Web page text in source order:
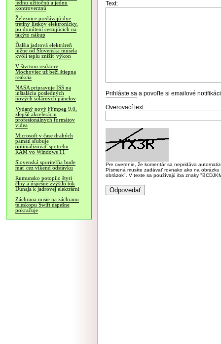
jednu užitočnú a jednu
kontroverznú
Železnice predávajú dve
tretiny lístkov elektronicky,
po donútení cestujúcich na
takýto nákup
Ďalšia jadrová elektráreň
južne od Slovenska musela
kvôli teplu znížiť výkon
V štvrtom reaktore
Mochoviec už beží štiepna
reakcia
NASA pripravuje ISS na
inštaláciu posledných
nových solárnych panelov
Vydaný nový FFmpeg 9.0,
zlepšil akceleráciu
profesionálnych formátov
videa
Microsoft v čase drahých
pamätí sľubuje
optimalizovať spotrebu
RAM vo Windows 11
Slovenská sporiteľňa bude
mať cez víkend odstávku
Rumunsko potopilo štyri
člny a úspešne zvýšilo tok
Dunaja k jadrovej elektrárni
Záchrana misie na záchranu
teleskopu Swift úspešne
pokračuje
Text:
Prihláste sa a povoľte si emailové
Overovací text:
Pre overenie, že komentár sa nepridáva
Písmená musíte zadávať rovnako ako na
obrázok". V texte sa používajú iba znaky